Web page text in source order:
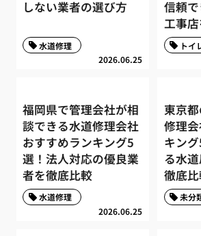
しない業者の選び方
2026.06.25
水道修理
信頼
工事
トイ
福岡県で管理会社が相
談できる水道修理会社
おすすめランキング5
選！法人対応の優良業
者を徹底比較
2026.06.25
水道修理
東京
修理
キン
る水
徹底
未分